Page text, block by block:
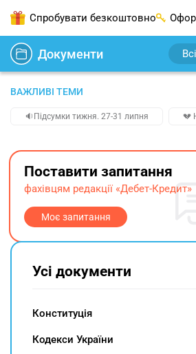
Спробувати безкоштовно
Документи
ВАЖЛИВІ ТЕМИ
🔉Підсумки тижня. 27-31 липня 💔
Поставити запитання
фахівцям редакції «Дебет-Кредит»
Моє запитання
Усі документи
Конституція
Кодекси України